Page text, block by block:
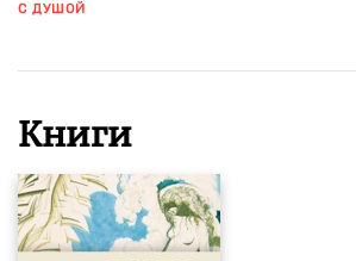
С ДУШОЙ
Книги